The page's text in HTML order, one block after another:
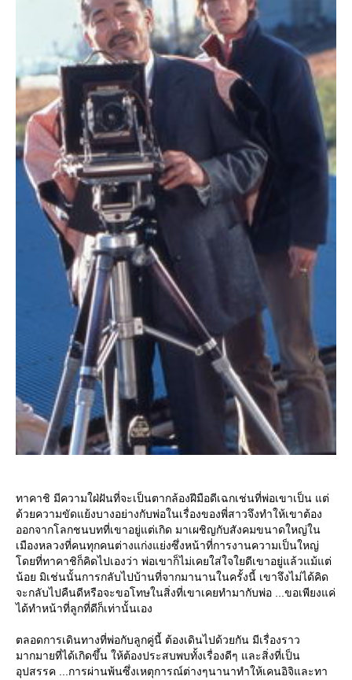
ทาคาชิ มีความใฝ่ฝันที่จะเป็นตากล้องฝีมือดีเฉกเช่นที่พ่อเขาเป็น แต่
ด้วยความขัดแย้งบางอย่างกับพ่อในเรื่องของพี่สาวจึงทำให้เขาต้อง
ออกจากโลกชนบทที่เขาอยู่แต่เกิด มาเผชิญกับสังคมขนาดใหญ่ใน
เมืองหลวงที่คนทุกคนต่างแก่งแย่งซึ่งหน้าที่การงานความเป็นใหญ่
ดยที่ทาคาชิก็คิดไปเองว่า พ่อเขาก็ไม่เคยใส่ใจใยดีเขาอยู่แล้วแม้แต่
น้อย มิเช่นนั้นการกลับไปบ้านที่จากมานานในครั้งนี้ เขาจึงไม่ได้คิด
จะกลับไปคืนดีหรือจะขอโทษในสิ่งที่เขาเคยทำมากับพ่อ ...ขอเพียงแค่
ได้ทำหน้าที่ลูกที่ดีก็เท่านั้นเอง
ตลอดการเดินทางที่พ่อกับลูกคู่นี้ ต้องเดินไปด้วยกัน มีเรื่องราว
มากมายที่ได้เกิดขึ้น ให้ต้องประสบพบทั้งเรื่องดีๆ และสิ่งที่เป็น
อุปสรรค ...การผ่านพ้นซึ่งเหตุการณ์ต่างๆนานาทำให้เคนอิจิและทา